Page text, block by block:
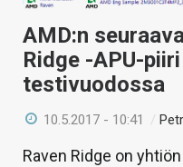
VAIHDA TEEMA
HAKU
AMD:n
Ridge -APU-
testivuodossa
10.5.2017 - 10:41 /
Raven Ridge on